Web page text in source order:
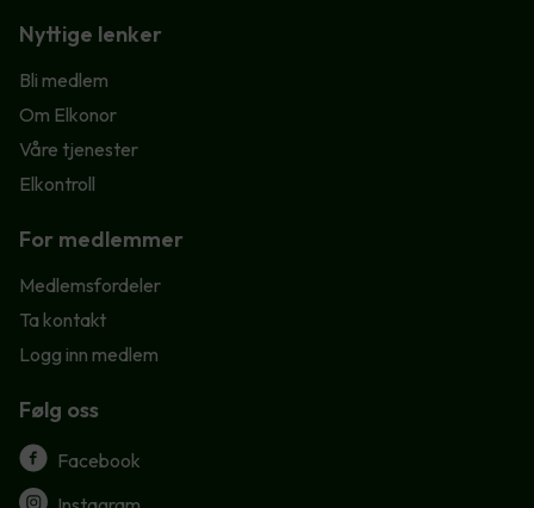
Nyttige lenker
Bli medlem
Om Elkonor
Våre tjenester
Elkontroll
For medlemmer
Medlemsfordeler
Ta kontakt
Logg inn medlem
Følg oss
Facebook